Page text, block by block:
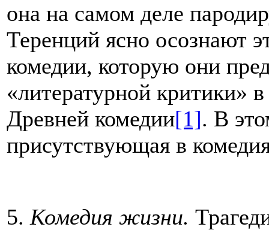
она на самом деле
Теренций ясно осознают
комедии, которую они
«литературной критики»
Древней комедии[1]. В
присутствующая в
5. Комедия жизни.